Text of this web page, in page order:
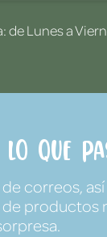
Lunes a
que
correos,
productos